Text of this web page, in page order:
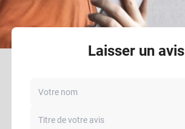
Laisser un avis